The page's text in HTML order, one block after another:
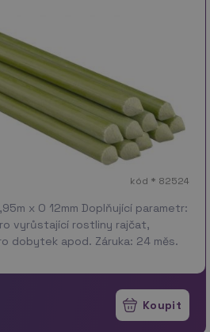
kód * 82524
x O 12mm Doplňující parametr:
vyrůstající rostliny rajčat,
dobytek apod. Záruka: 24 měs.